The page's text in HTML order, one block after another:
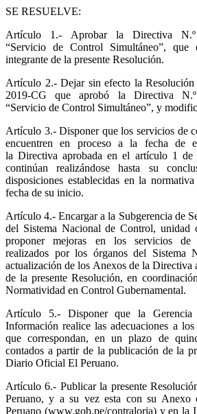
SE RESUELVE:
Artículo 1.- Aprobar la Directiva N.º
“Servicio de Control Simultáneo”,
integrante de la presente Resolución.
Artículo 2.- Dejar sin efecto la
2019-CG que aprobó la Directiva N.º
“Servicio de Control Simultáneo”, y
Artículo 3.-Disponer que los servicios de
encuentren en proceso a la fecha de
la Directiva aprobada en el artículo 1 de
continúan realizándose hasta su
disposiciones establecidas en la
fecha de su inicio.
Artículo 4.-Encargar a la Subgerencia de
del Sistema Nacional de Control, unidad
proponer mejoras en los servicios de
realizados por los órganos del Sistema
actualización de los Anexos de la Directiva
de la presente Resolución, en
Normatividad en Control Gubernamental.
Artículo 5.- Disponer que la
Información realice las adecuaciones a
que correspondan, en un plazo de
contados a partir de la publicación de la
Diario Oficial El Peruano.
Artículo 6.- Publicar la presente
Peruano, y a su vez esta con su Anexo
Peruano (www.gob.pe/contraloria) y en la